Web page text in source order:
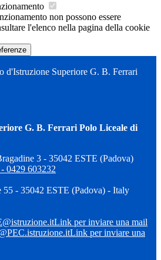
non possono essere
l'elenco nella pagina della cookie
d'Istruzione Superiore G. B. Ferrari
G. B. Ferrari Polo Liceale di
3 - 35042 ESTE (Padova)
0429 603232
55 - 35042 ESTE (Padova) - Italy
Link per inviare una mail
Link per inviare una